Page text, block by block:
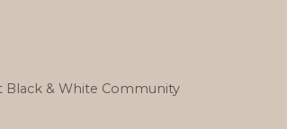
Black & White Community